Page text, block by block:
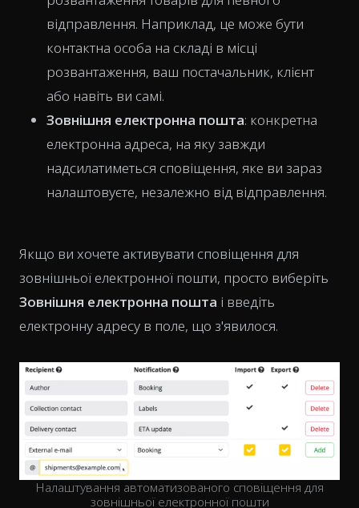
відправлення. Наприклад, це може бути
контактна особа на складі в місці
розвантаження, ваш постачальник, клієнт
або навіть ви самі.
Зовнішня електронна пошта: конкретна
електронна адреса, на яку завжди
надсилатиметься сповіщення, яке ви зараз
налаштовуєте, незалежно від відправлення.
Якщо ви хочете активувати сповіщення для
зовнішньої електронної пошти, просто виберіть
Зовнішня електронна пошта і введіть
електронну адресу в поле, що з'явилося.
Налаштування автоматизованого сповіщення для
зовнішньої електронної пошти